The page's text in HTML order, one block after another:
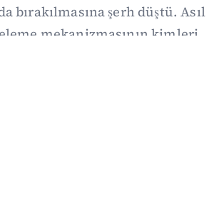
bırakılmasına şerh düştü. Asıl
mekanizmasının kimleri,